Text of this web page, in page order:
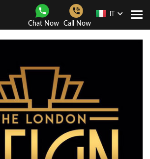
Chat Now Call Now